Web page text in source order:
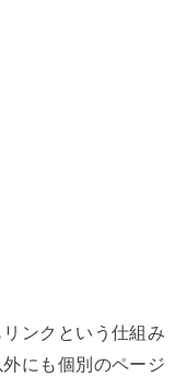
ンクという仕組み
にも個別のページ